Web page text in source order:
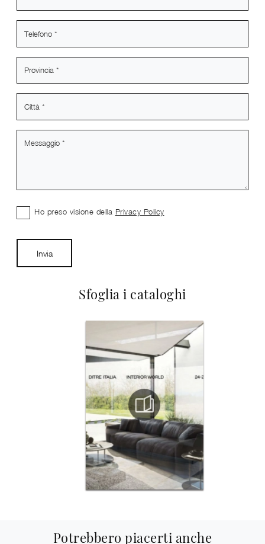
Sfoglia i cataloghi
Ho preso visione della Privacy Policy
Invia
Potrebbero piacerti anche